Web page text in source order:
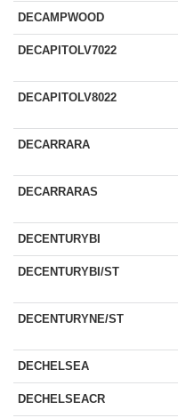
DECAMPWOOD
DECAPITOLV7022
DECAPITOLV8022
DECARRARA
DECARRARAS
DECENTURYBI
DECENTURYBI/ST
DECENTURYNE/ST
DECHELSEA
DECHELSEACR